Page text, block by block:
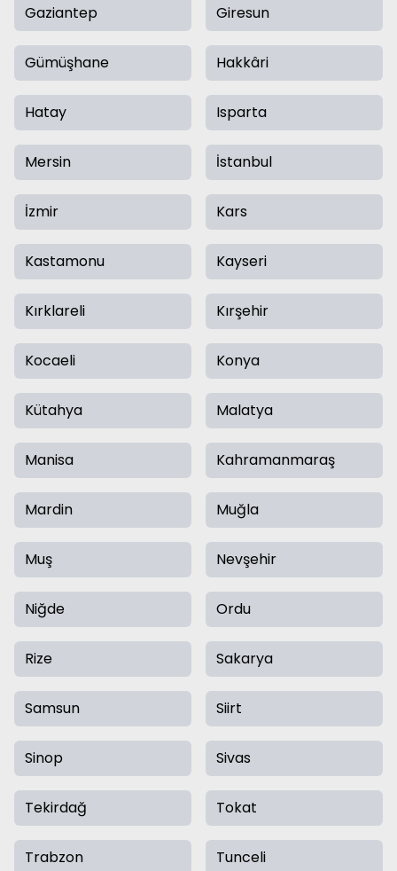
Gaziantep Giresun
Gümüşhane Hakkâri
Hatay Isparta
Mersin İstanbul
İzmir Kars
Kastamonu Kayseri
Kırklareli Kırşehir
Kocaeli Konya
Kütahya Malatya
Manisa Kahramanmaraş
Mardin Muğla
Muş Nevşehir
Niğde Ordu
Rize Sakarya
Samsun Siirt
Sinop Sivas
Tekirdağ Tokat
Trabzon Tunceli